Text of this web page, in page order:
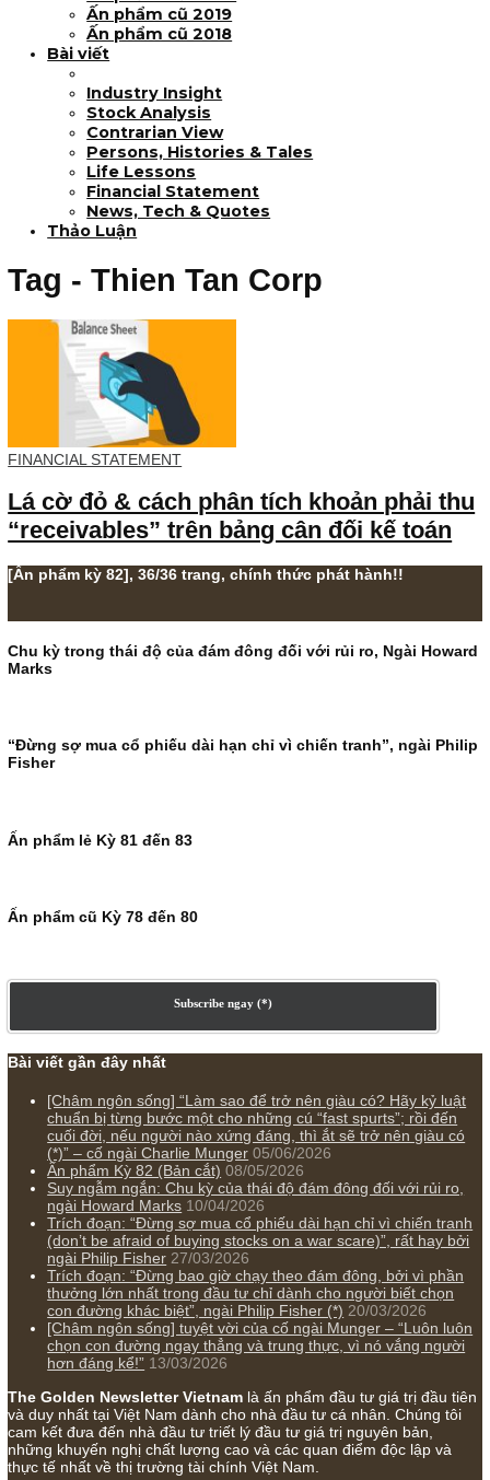
Ấn phẩm cũ Kỳ 78 đến 80
Ấn phẩm cũ Kỳ 66 đến 77
Ấn phẩm cũ 2022
Ấn phẩm cũ 2021
Ấn phẩm cũ 2020
Ấn phẩm cũ 2019
Ấn phẩm cũ 2018
Bài viết
Industry Insight
Stock Analysis
Persons, Histories & Tales
Financial Statement
Thảo Luận
Tag - Thien Tan Corp
FINANCIAL STATEMENT
Lá cờ đỏ & cách phân tích khoản phải
[Ấn phẩm kỳ 82], 36/36 trang, chính thức phát hành!!
Chu kỳ trong thái độ của đám đông đối với rủi ro, Ngài
Marks
Ấn phẩm cũ Kỳ 78 đến 80
Subscribe ngay (*)
Bài viết gần đây nhất
[Châm ngôn sống] “Làm sao để trở nên giàu có? Hãy kỷ
chuẩn bị từng bước một cho những cú “fast spurts”; rồi
cuối đời, nếu người nào xứng đáng, thì ắt sẽ trở nên
(*)” – cố ngài Charlie Munger 05/06/2026
Ấn phẩm Kỳ 82 (Bản cắt) 08/05/2026
Suy ngẫm ngắn: Chu kỳ của thái độ đám đông đối với
ngài Howard Marks 10/04/2026
Trích đoạn: “Đừng sợ mua cổ phiếu dài hạn chỉ vì chiến